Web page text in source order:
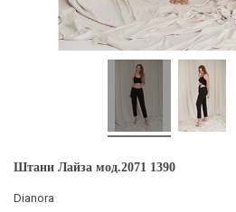
Штани Лайза мод.2071 1390
Dianora